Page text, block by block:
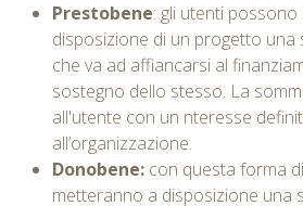
Prestobene: gli utenti
disposizione di un progetto una
che va ad affiancarsi al
sostegno dello stesso. La
all'utente con un nteresse
all’organizzazione.
Donobene: con questa forma di
metteranno a disposizione una